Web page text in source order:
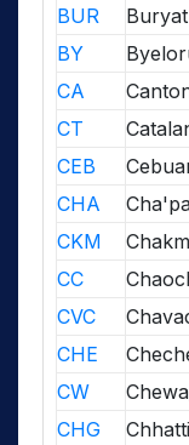
BUR
Buryat
BY
CA
CT
CEB
CHA
CKM
CC
CVC
CHE
CW
CHG